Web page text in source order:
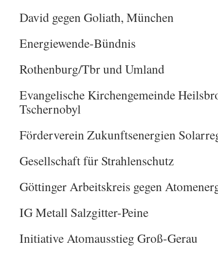
David gegen Goliath, München
Energiewende-Bündnis
Rothenburg/Tbr und Umland
Evangelische Kirchengemeinde
Tschernobyl
Förderverein Zukunftsenergien
Gesellschaft für Strahlenschutz
Göttinger Arbeitskreis gegen
IG Metall Salzgitter-Peine
Initiative Atomausstieg Groß-Gerau